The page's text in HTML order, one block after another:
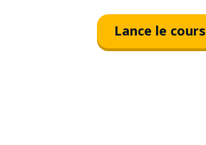
Lance le cours